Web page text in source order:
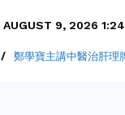
AUGUST 9, 2026
/ 鄭學寶主講中醫治肝理